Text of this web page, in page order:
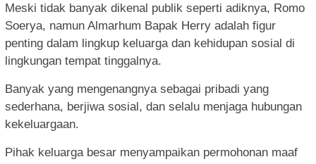
Meski tidak banyak dikenal publik seperti adiknya, Romo
Soerya, namun Almarhum Bapak Herry adalah figur
penting dalam lingkup keluarga dan kehidupan sosial di
lingkungan tempat tinggalnya.
Banyak yang mengenangnya sebagai pribadi yang
sederhana, berjiwa sosial, dan selalu menjaga hubungan
kekeluargaan.
Pihak keluarga besar menyampaikan permohonan maaf